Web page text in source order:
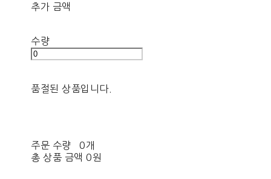
추가 금액
수량
품절된 상품입니다.
주문 수량
0개
총 상품 금액 0원